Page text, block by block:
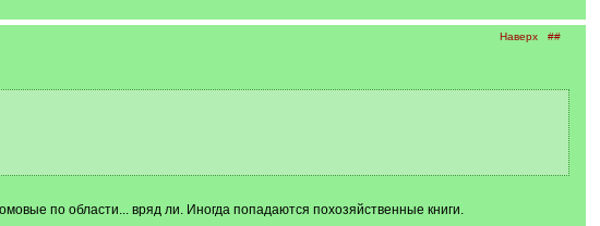
Наверх ##
по области... вряд ли. Иногда попадаются похозяйственные книги.